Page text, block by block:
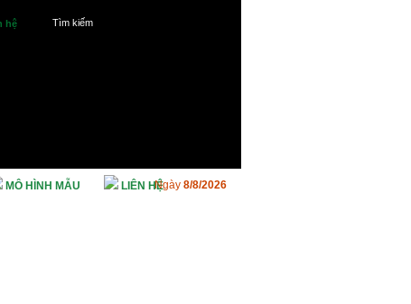
Ngày 8/8/2026
MÔ HÌNH MẪU LIÊN HỆ
hệ